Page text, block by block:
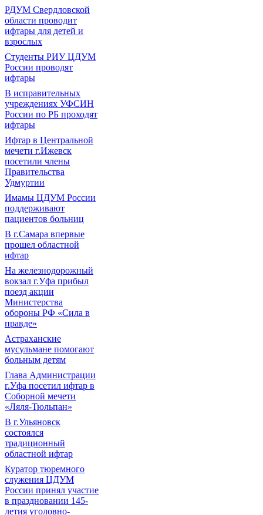
РДУМ Свердловской
области проводит
ифтары для детей и
взрослых
Студенты РИУ ЦДУМ
России проводят
ифтары
В исправительных
учреждениях УФСИН
России по РБ проходят
ифтары
Ифтар в Центральной
мечети г.Ижевск
посетили члены
Правительства
Удмуртии
Имамы ЦДУМ России
поддерживают
пациентов больниц
В г.Самара впервые
прошел областной
ифтар
На железнодорожный
вокзал г.Уфа прибыл
поезд акции
Министерства
обороны РФ «Сила в
правде»
Астраханские
мусульмане помогают
больным детям
Глава Администрации
г.Уфа посетил ифтар в
Соборной мечети
«Ляля-Тюльпан»
В г.Ульяновск
состоялся
традиционный
областной ифтар
Куратор тюремного
служения ЦДУМ
России принял участие
в праздновании 145-
летия уголовно-